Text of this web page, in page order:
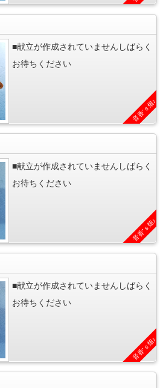
■献立が作成されていませんしばらく
お待ちください
音香’ｓ畑♪
■献立が作成されていませんしばらく
お待ちください
音香’ｓ畑♪
■献立が作成されていませんしばらく
お待ちください
音香’ｓ畑♪